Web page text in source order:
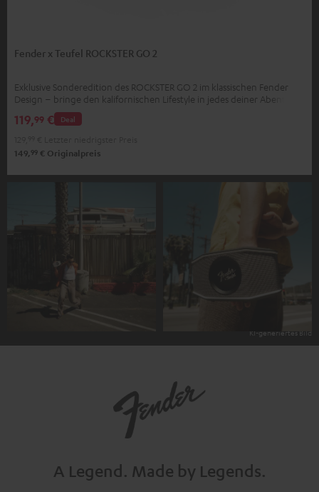
Fender x Teufel ROCKSTER GO 2
Exklusive Sonderedition des ROCKSTER GO 2 im klassischen Fender
Design – bringe den kalifornischen Lifestyle in jedes deiner Abenteuer
Deal
119,99 €
149, 99 € Originalpreis
A Legend. Made by Legends.